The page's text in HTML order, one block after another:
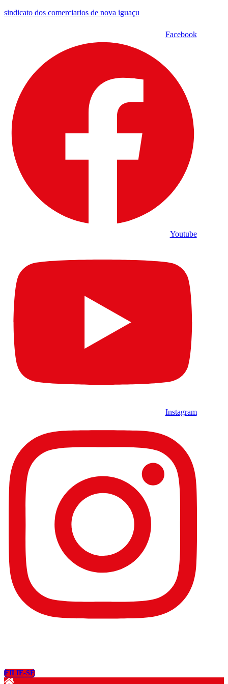
sindicato dos comerciarios de nova iguaçu
Facebook
Youtube
Instagram
FILIE-SE